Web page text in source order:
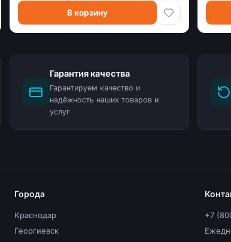
В корзину
Гарантия качества
Гарантируем качество и
надёжность наших товаров и
услуг
Города
Краснодар
Георгиевск
+7